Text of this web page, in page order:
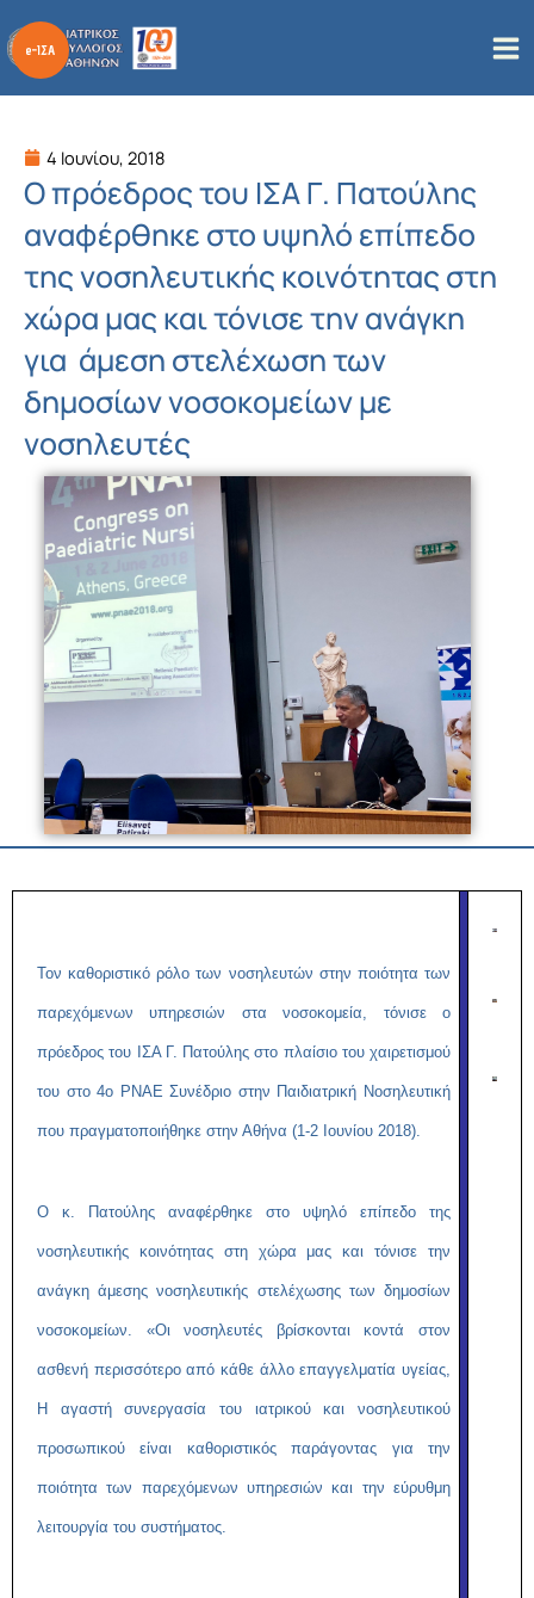
στο
περιεχόμενο
4 Ιουνίου, 2018
Ο πρόεδρος του ΙΣΑ Γ. Πατούλης
αναφέρθηκε στο υψηλό επίπεδο
της νοσηλευτικής κοινότητας στη
χώρα μας και τόνισε την ανάγκη
για άμεση στελέχωση των
δημοσίων νοσοκομείων με
νοσηλευτές
Τον καθοριστικό ρόλο των νοσηλευτών στην ποιότητα των
παρεχόμενων υπηρεσιών στα νοσοκομεία, τόνισε ο
πρόεδρος του ΙΣΑ Γ. Πατούλης στο πλαίσιο του χαιρετισμού
του στο 4ο PNAE Συνέδριο στην Παιδιατρική Νοσηλευτική
που πραγματοποιήθηκε στην Αθήνα (1-2 Ιουνίου 2018).
Ο κ. Πατούλης αναφέρθηκε στο υψηλό επίπεδο της
νοσηλευτικής κοινότητας στη χώρα μας και τόνισε την
ανάγκη άμεσης νοσηλευτικής στελέχωσης των δημοσίων
νοσοκομείων. «Οι νοσηλευτές βρίσκονται κοντά στον
ασθενή περισσότερο από κάθε άλλο επαγγελματία υγείας,
Η αγαστή συνεργασία του ιατρικού και νοσηλευτικού
προσωπικού είναι καθοριστικός παράγοντας για την
ποιότητα των παρεχόμενων υπηρεσιών και την εύρυθμη
λειτουργία του συστήματος.